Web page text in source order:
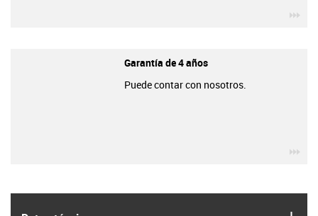
Garantía de 4 años
Puede contar con nosotros.